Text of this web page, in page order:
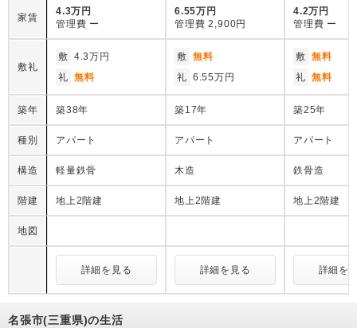
家賃
4.3万円
管理費 ー
6.55万円
管理費 2,900円
4.2万円
管理費 ー
敷礼
敷 4.3万円
礼 無料
敷 無料
礼 6.55万円
敷 無料
礼 無料
築年 築38年 築17年 築25年
種別 アパート アパート アパート
構造 軽量鉄骨 木造 鉄骨造
階建 地上2階建 地上2階建 地上2階建
地図
詳細を見る 詳細を見る 詳細を
名張市(三重県)の生活